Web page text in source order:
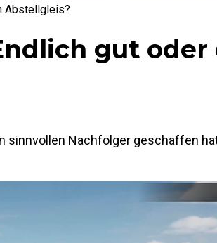
Abstellgleis?
gut oder
sinnvollen Nachfolger geschaffen